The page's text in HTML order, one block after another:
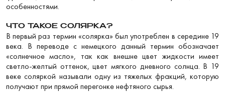
особенностями.
ЧТО ТАКОЕ СОЛЯРКА?
В первый раз термин «солярка» был употреблен в середине 19
века. В переводе с немецкого данный термин обозначает
«солнечное масло», так как внешне цвет жидкости имеет
светло-желтый оттенок, цвет мягкого дневного солнца. В 19
веке соляркой называли одну из тяжелых фракций, которую
получают при прямой перегонке нефтяного сырья.